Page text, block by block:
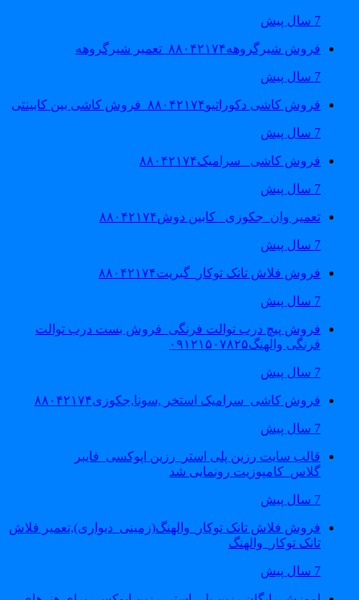
فروش شیرگروهه۸۸۰۴۲۱۷۴_تعمیر شیرگروهه
فروش کاشی دکوراتیو۸۸۰۴۲۱۷۴_فروش کاشی بین کابینتی
فروش کاشی _سرامیک۸۸۰۴۲۱۷۴
تعمیر وان_جکوزی_ کابین دوش۸۸۰۴۲۱۷۴
فروش فلاش تانک توکار_گبریت۸۸۰۴۲۱۷۴
فروش پیچ درب توالت فرنگی_فروش بست درب توالت
فرنگی والهنگ۰۹۱۲۱۵۰۷۸۲۵
فروش کاشی_سرامیک استخر ,سونا,جکوزی۸۸۰۴۲۱۷۴
قالب سایت رزین پلی استر_رزین اپوکسی_فایبر
گلاس_کامپوزیت رونمایی شد
فروش فلاش تانک توکار_والهنگ(زمینی_دیواری),تعمیر فلاش
تانک توکار_والهنگ